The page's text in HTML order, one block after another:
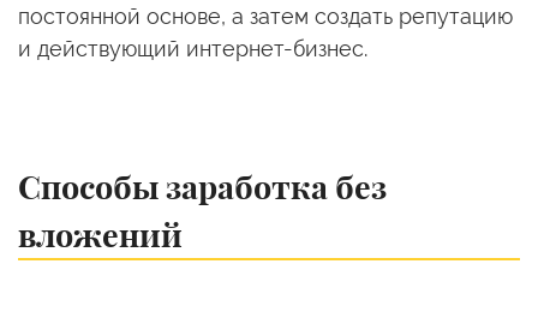
постоянной основе, а затем создать репутацию
и действующий интернет-бизнес.
Способы заработка без
вложений